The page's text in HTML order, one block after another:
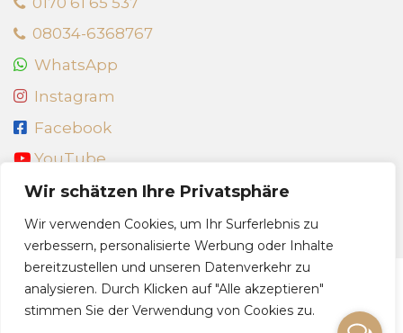
Wir schätzen Ihre Privatsphäre
Wir verwenden Cookies, um Ihr Surferlebnis zu
verbessern, personalisierte Werbung oder Inhalte
bereitzustellen und unseren Datenverkehr zu
analysieren. Durch Klicken auf "Alle akzeptieren"
stimmen Sie der Verwendung von Cookies zu.
08034-6368767
WhatsApp
Instagram
Facebook
YouTube
info@dein-gluecksfall.com
© 2026 dein-gluecksfall.com